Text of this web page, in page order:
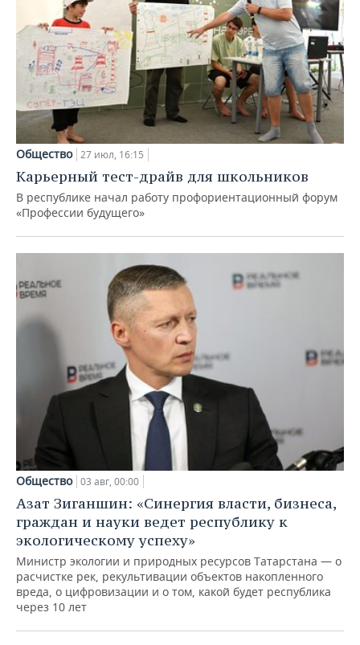
Общество 27 июл, 16:15
Карьерный тест-драйв для школьников
В республике начал работу профориентационный форум
«Профессии будущего»
Общество 03 авг, 00:00
Азат Зиганшин: «Синергия власти, бизнеса,
граждан и науки ведет республику к
экологическому успеху»
Министр экологии и природных ресурсов Татарстана — о
расчистке рек, рекультивации объектов накопленного
вреда, о цифровизации и о том, какой будет республика
через 10 лет